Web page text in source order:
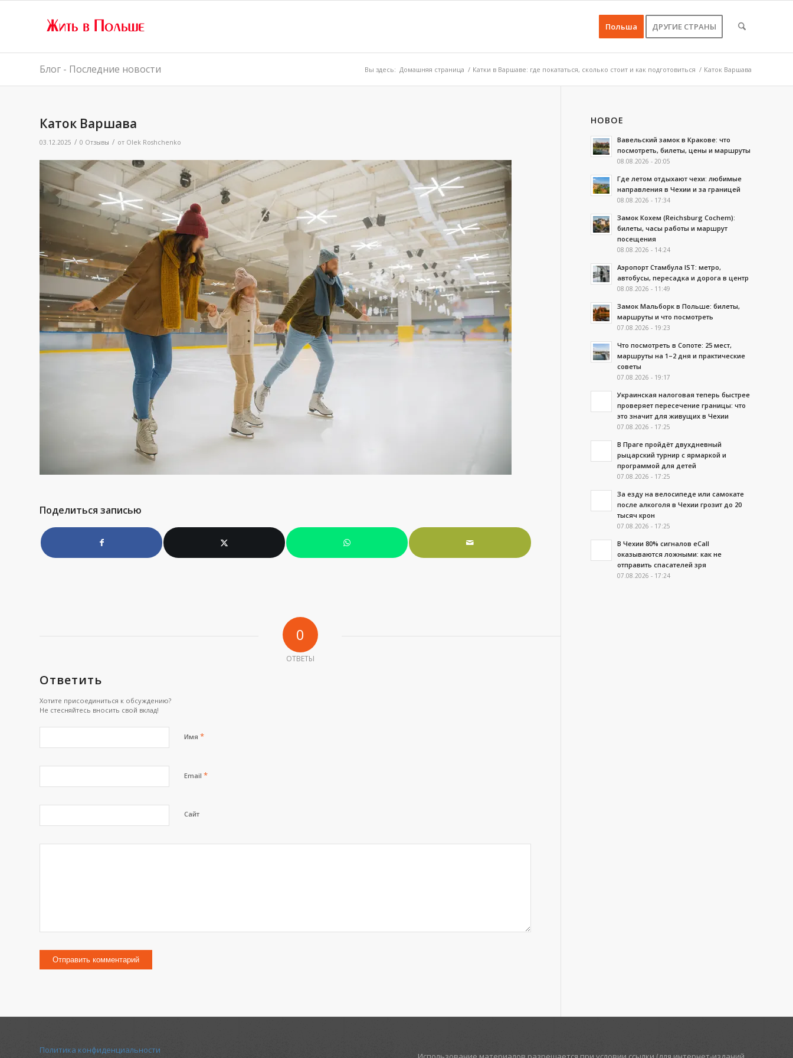
Польша ДРУГИЕ СТРАНЫ
Блог - Последние новости Вы здесь: Домашняя страница / Катки в Варшаве: где покататься, сколько стоит и как подготовиться / Каток Варшава
Каток Варшава
03.12.2025 / 0 Отзывы / от Olek Roshchenko
Поделиться записью
0
ОТВЕТЫ
Ответить
Хотите присоединиться к обсуждению?
Не стесняйтесь вносить свой вклад!
Имя *
Email *
Сайт
НОВОЕ
Вавельский замок в Кракове: что
посмотреть, билеты, цены и маршруты
08.08.2026 - 20:05
Где летом отдыхают чехи: любимые
направления в Чехии и за границей
08.08.2026 - 17:34
Замок Кохем (Reichsburg Cochem):
билеты, часы работы и маршрут
посещения
08.08.2026 - 14:24
Аэропорт Стамбула IST: метро,
автобусы, пересадка и дорога в центр
08.08.2026 - 11:49
Замок Мальборк в Польше: билеты,
маршруты и что посмотреть
07.08.2026 - 19:23
Что посмотреть в Сопоте: 25 мест,
маршруты на 1–2 дня и практические
советы
07.08.2026 - 19:17
Украинская налоговая теперь быстрее
проверяет пересечение границы: что
это значит для живущих в Чехии
07.08.2026 - 17:25
В Праге пройдёт двухдневный
рыцарский турнир с ярмаркой и
программой для детей
07.08.2026 - 17:25
За езду на велосипеде или самокате
после алкоголя в Чехии грозит до 20
тысяч крон
07.08.2026 - 17:25
В Чехии 80% сигналов eCall
оказываются ложными: как не
отправить спасателей зря
07.08.2026 - 17:24
Политика конфиденциальности